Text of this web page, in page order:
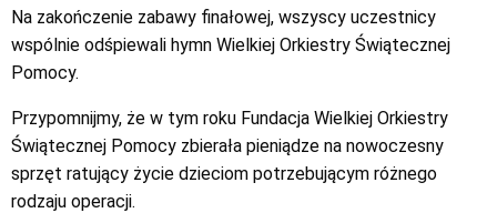
Na zakończenie zabawy finałowej, wszyscy uczestnicy
wspólnie odśpiewali hymn Wielkiej Orkiestry Świątecznej
Pomocy.
Przypomnijmy, że w tym roku Fundacja Wielkiej Orkiestry
Świątecznej Pomocy zbierała pieniądze na nowoczesny
sprzęt ratujący życie dzieciom potrzebującym różnego
rodzaju operacji.